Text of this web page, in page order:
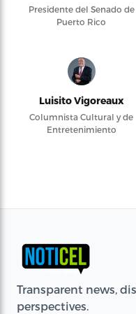
Presidente del Senado de
Puerto Rico
Luisito Vigoreaux
Columnista Cultural y de
Entretenimiento
Transparent news,
perspectives.